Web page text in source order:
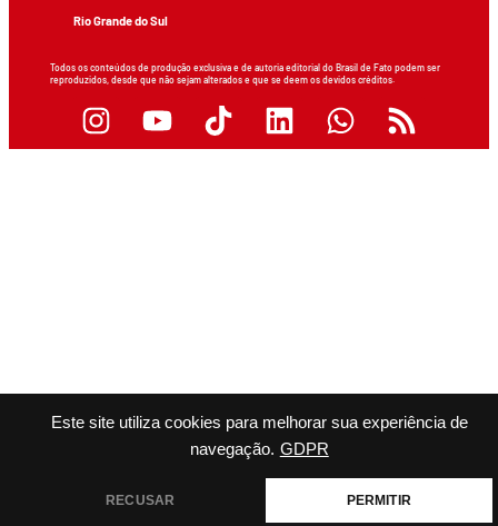
Este site utiliza cookies para melhorar sua experiência de
navegação. GDPR
RECUSAR PERMITIR
Rio Grande do Sul
Todos os conteúdos de produção exclusiva e de autoria editorial do Brasil de Fato podem ser
reproduzidos, desde que não sejam alterados e que se deem os devidos créditos.